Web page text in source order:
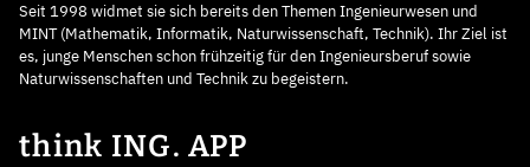
Seit 1998 widmet sie sich bereits den Themen Ingenieurwesen und
MINT (Mathematik, Informatik, Naturwissenschaft, Technik). Ihr Ziel ist
es, junge Menschen schon frühzeitig für den Ingenieursberuf sowie
Naturwissenschaften und Technik zu begeistern.
think ING. APP